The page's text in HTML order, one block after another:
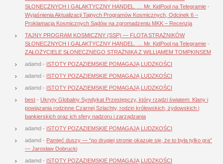
SŁONECZNYCH I GALAKTYCZNY HANDEL. … Mr. KidPool na Telegramie -
Wyjaśnienia Aktualizacji Tajnych Programów Kosmicznych, Odcinek 6 –
Proklamacja Kosmicznych Sądów na zgromadzeniu MKK – Recenzja
TAJNY PROGRAM KOSMICZNY (SSP) — FLOTA STRAŻNIKÓW
SŁONECZNYCH I GALAKTYCZNY HANDEL. … Mr. KidPool na Telegramie -
ZAŁOŻYCIELE SŁONECZNEGO STRAŻNIKA Z WILLIAMEM TOMPKINSEM
adamd - ISTOTY POZAZIEMSKIE POMAGAJĄ LUDZKOŚCI
adamd - ISTOTY POZAZIEMSKIE POMAGAJĄ LUDZKOŚCI
adamd - ISTOTY POZAZIEMSKIE POMAGAJĄ LUDZKOŚCI
best - Ukryty Globalny Syndykat Przestępczy, który rządzi światem: Klany i
powiązania rodzinne Czarnej Szlachty, rodzin królewskich, żydowskich i
bankierskich oraz ich sfery nadzoru i zarządzania
adamd - ISTOTY POZAZIEMSKIE POMAGAJĄ LUDZKOŚCI
adamd - Pamięć duszy — “po drugiej stronie okazuje się, że to była tylko gra”
— Jarosław Dobrucki
adamd - ISTOTY POZAZIEMSKIE POMAGAJĄ LUDZKOŚCI